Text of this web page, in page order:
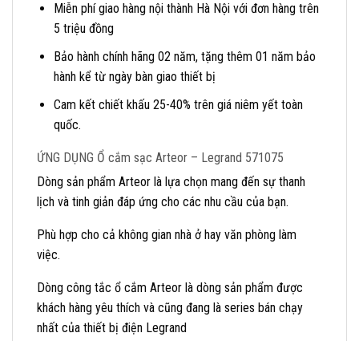
Miễn phí giao hàng nội thành Hà Nội với đơn hàng trên
5 triệu đồng
Bảo hành chính hãng 02 năm, tặng thêm 01 năm bảo
hành kể từ ngày bàn giao thiết bị
Cam kết chiết khấu 25-40% trên giá niêm yết toàn
quốc.
ỨNG DỤNG Ổ cắm sạc Arteor – Legrand 571075
Dòng sản phẩm Arteor là lựa chọn mang đến sự thanh
lịch và tinh giản đáp ứng cho các nhu cầu của bạn.
Phù hợp cho cả không gian nhà ở hay văn phòng làm
việc.
Dòng công tắc ổ cắm Arteor là dòng sản phẩm được
khách hàng yêu thích và cũng đang là series bán chạy
nhất của thiết bị điện Legrand